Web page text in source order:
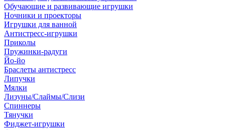
Обучающие и развивающие игрушки
Ночники и проекторы
Игрушки для ванной
Антистресс-игрушки
Приколы
Пружинки-радуги
Йо-йо
Браслеты антистресс
Липучки
Мялки
Лизуны/Слаймы/Слизи
Спиннеры
Тянучки
Фиджет-игрушки